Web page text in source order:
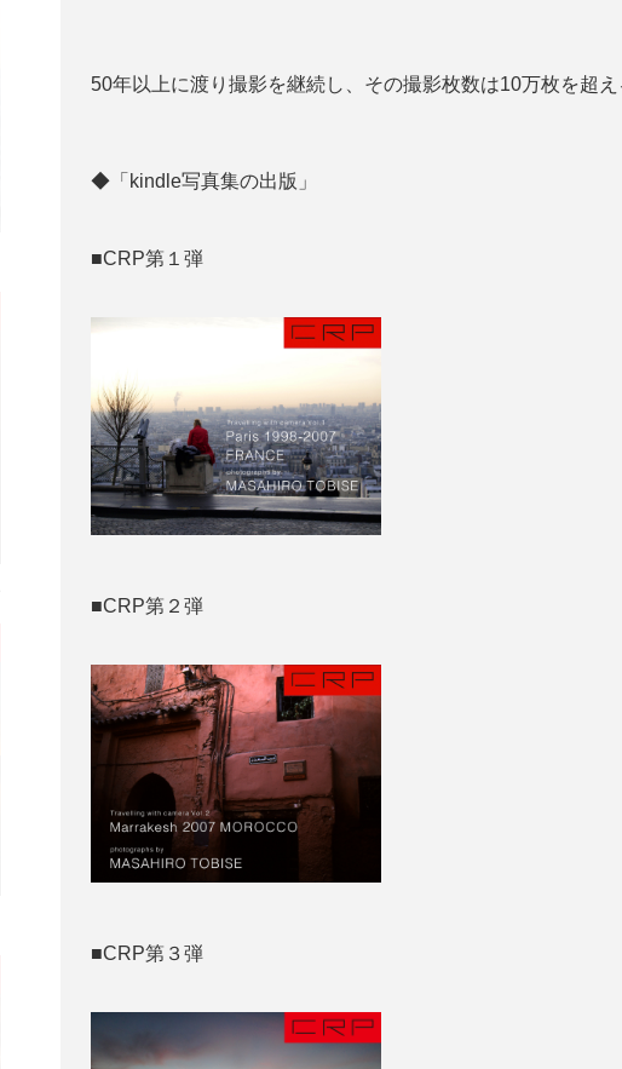
50年以上に渡り撮影を継続し、その撮影枚数は10万枚を超
◆「kindle写真集の出版」
■CRP第１弾
■CRP第２弾
■CRP第３弾